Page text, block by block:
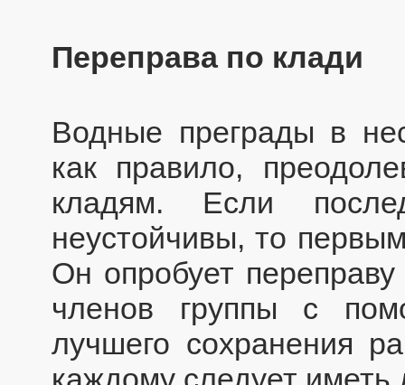
Переправа по клади
Водные преграды в
как правило,
кладям. Если
неустойчивы, то
Он опробует переправу
членов группы с
лучшего сохранения